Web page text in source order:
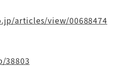
articles/view/00688474
38803